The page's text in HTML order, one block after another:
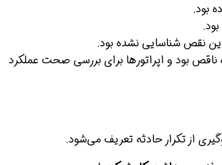
بود.
نقص شناسایی نشده بود.
بود و اپراتورها برای بررسی صحت عملکرد
از تکرار حادثه تعریف می‌شود.